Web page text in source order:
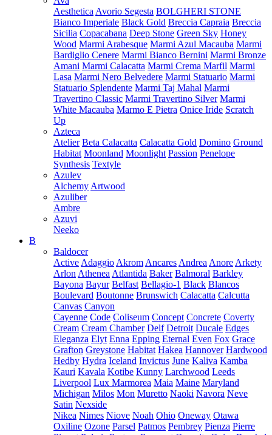
Aesthetica Avorio Segesta BOLGHERI STONE
Bianco Imperiale Black Gold Breccia Capraia Breccia
Sicilia Copacabana Deep Stone Green Sky Honey
Wood Marmi Arabesque Marmi Azul Macauba Marmi
Bardiglio Cenere Marmi Bianco Bernini Marmi Bronze
Amani Marmi Calacatta Marmi Crema Marfil Marmi
Lasa Marmi Nero Belvedere Marmi Statuario Marmi
Statuario Splendente Marmi Taj Mahal Marmi
Travertino Classic Marmi Travertino Silver Marmi
White Macauba Marmo E Pietra Onice Iride Scratch
Up
Azteca
Atelier Beta Calacatta Calacatta Gold Domino Ground
Habitat Moonland Moonlight Passion Penelope
Synthesis Textyle
Azulev
Alchemy Artwood
Azuliber
Ambre
Azuvi
Neeko
B
Baldocer
Active Adaggio Akrom Ancares Andrea Anore Arkety
Arlon Athenea Atlantida Baker Balmoral Barkley
Bayona Bayur Belfast Bellagio-1 Black Blancos
Boulevard Boutonne Brunswich Calacatta Calcutta
Canvas Canyon
Cayenne Code Coliseum Concept Concrete Coverty
Cream Cream Chamber Delf Detroit Ducale Edges
Eleganza Elyt Enna Epping Eternal Even Fox Grace
Grafton Greystone Habitat Hakea Hannover Hardwood
Hedby Hydra Iceland Invictus June Kaliva Kamba
Kauri Kavala Kotibe Kunny Larchwood Leeds
Liverpool Lux Marmorea Maia Maine Maryland
Michigan Milos Mon Muretto Naoki Navora Neve
Satin Nexside
Nikea Nimes Niove Noah Ohio Oneway Otawa
Oxiline Ozone Parsel Patmos Pembrey Pienza Pierre